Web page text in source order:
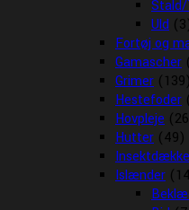
Uld
Fortøj og
Gamascher
Grimer (139)
Hestefoder
Hovpleje
Hutter (49)
Islænder